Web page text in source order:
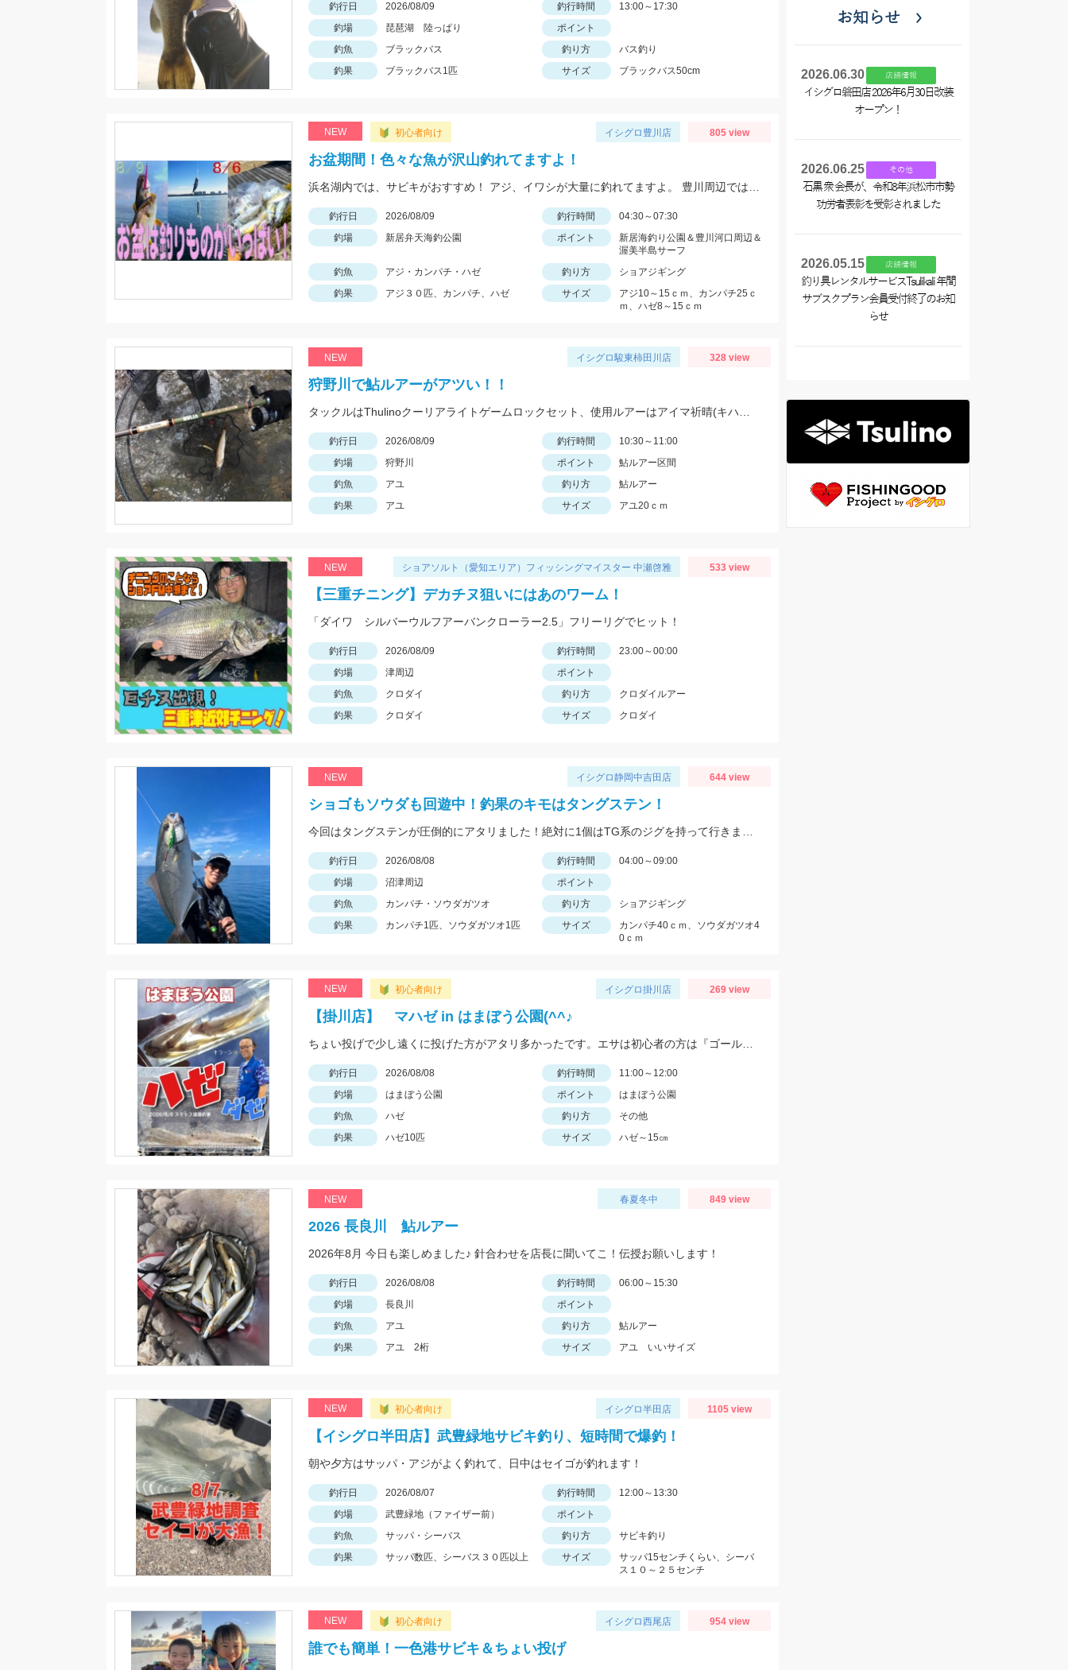
釣行日 2026/08/09 釣行時間
13:00～17:30
釣場
琵琶湖 陸っぱり
ポイント
釣魚
ブラックバス 釣り方
バス釣り
釣果
ブラックバス1匹 サイズ ブラックバス50cm
NEW 初心者向け イシグロ豊川店 805 view
お盆期間！色々な魚が沢山釣れてますよ！
釣行日 2026/08/09 釣行時間
04:30～07:30
釣場
新居弁天海釣公園 ポイント
新居海釣り公園＆豊川河口周辺＆
渥美半島サーフ
釣魚
アジ・カンパチ・ハゼ 釣り方
ショアジギング
釣果
アジ３０匹、カンパチ、ハゼ サイズ
アジ10～15ｃｍ、カンパチ25ｃ
ｍ、ハゼ8～15ｃｍ
NEW イシグロ駿東柿田川店 328 view
狩野川で鮎ルアーがアツい！！
釣行日 2026/08/09 釣行時間
10:30～11:00
釣場
狩野川 ポイント
鮎ルアー区間
釣魚
アユ 釣り方
鮎ルアー
釣果
アユ サイズ アユ20ｃｍ
NEW ショアソルト（愛知エリア）フィッシングマイスター 中瀬啓雅 533 view
【三重チニング】デカチヌ狙いにはあのワーム！
「ダイワ シルバーウルフアーバンクローラー2.5」フリーリグでヒット！
釣行日 2026/08/09 釣行時間
23:00～00:00
釣場
津周辺
ポイント
釣魚
クロダイ 釣り方
クロダイルアー
釣果
クロダイ サイズ クロダイ
NEW イシグロ静岡中吉田店 644 view
ショゴもソウダも回遊中！釣果のキモはタングステン！
釣行日 2026/08/08 釣行時間
04:00～09:00
釣場
沼津周辺
ポイント
釣魚
カンパチ・ソウダガツオ 釣り方
ショアジギング
釣果
カンパチ1匹、ソウダガツオ1匹 サイズ
カンパチ40ｃｍ、ソウダガツオ4
0ｃｍ
NEW 初心者向け イシグロ掛川店 269 view
【掛川店】 マハゼ in はまぼう公園(^^♪
釣行日 2026/08/08 釣行時間
11:00～12:00
釣場
はまぼう公園 ポイント
はまぼう公園
釣魚
ハゼ 釣り方
その他
釣果
ハゼ10匹 サイズ ハゼ～15㎝
NEW 春夏冬中 849 view
2026 長良川 鮎ルアー
2026年8月 今日も楽しめました♪ 針合わせを店長に聞いてこ！伝授お願いします！
釣行日 2026/08/08 釣行時間
06:00～15:30
釣場
長良川
ポイント
釣魚
アユ 釣り方
鮎ルアー
釣果
アユ 2桁 サイズ アユ いいサイズ
NEW 初心者向け イシグロ半田店 1105 view
【イシグロ半田店】武豊緑地サビキ釣り、短時間で爆釣！
朝や夕方はサッパ・アジがよく釣れて、日中はセイゴが釣れます！
釣行日 2026/08/07 釣行時間
12:00～13:30
釣場
武豊緑地（ファイザー前）
ポイント
釣魚
サッパ・シーバス 釣り方
サビキ釣り
釣果
サッパ数匹、シーバス３０匹以上 サイズ
サッパ15センチくらい、シーバ
ス１０～２５センチ
NEW 初心者向け イシグロ西尾店 954 view
誰でも簡単！一色港サビキ＆ちょい投げ
お知らせ
2026.06.30 店舗情報
イシグロ磐田店 2026年6月30日改装
オープン！
2026.06.25 その他
石黒 衆 会長が、令和8年浜松市市勢
功労者表彰を受彰されました
2026.05.15 店舗情報
釣り具レンタルサービスTsulikali 年間
サブスクプラン会員受付終了のお知
らせ